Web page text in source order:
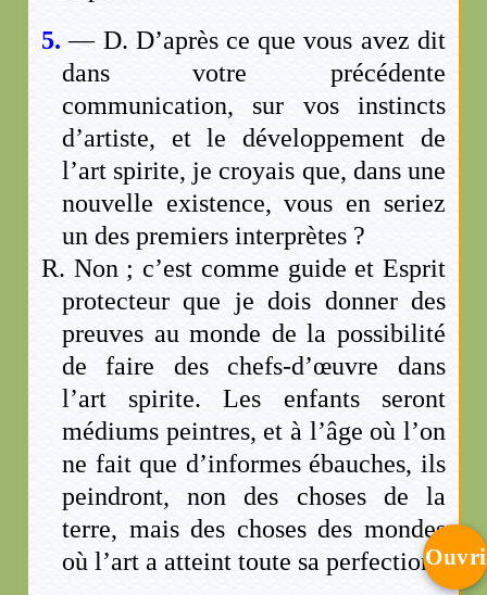
5. — D. D’après ce que vous avez dit
dans votre précédente
communication, sur vos instincts
d’artiste, et le développement de
l’art spirite, je croyais que, dans une
nouvelle existence, vous en seriez
un des premiers interprètes ?
R. Non ; c’est comme guide et Esprit
protecteur que je dois donner des
preuves au monde de la possibilité
de faire des chefs-d’œuvre dans
l’art spirite. Les enfants seront
médiums peintres, et à l’âge où l’on
ne fait que d’informes ébauches, ils
peindront, non des choses de la
terre, mais des choses des mondes
où l’art a atteint toute sa perfection.